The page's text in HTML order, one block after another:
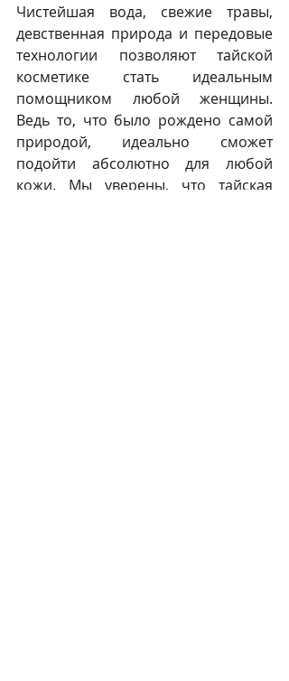
Чистейшая вода, свежие травы,
девственная природа и передовые
технологии позволяют тайской
косметике стать идеальным
помощником любой женщины.
Ведь то, что было рождено самой
природой, идеально сможет
подойти абсолютно для любой
кожи. Мы уверены, что тайская